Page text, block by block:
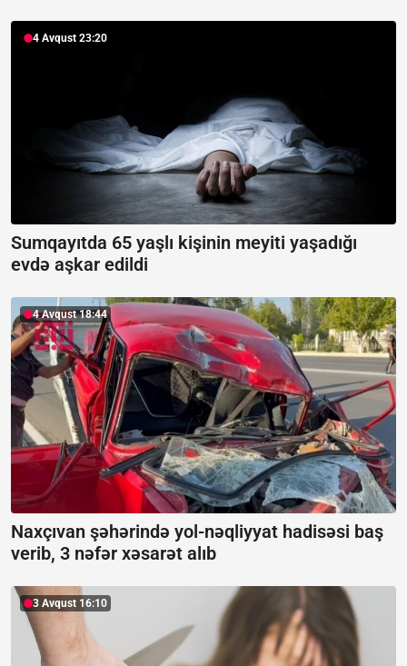
4 Avqust 23:20
Sumqayıtda 65 yaşlı kişinin meyiti yaşadığı
evdə aşkar edildi
4 Avqust 18:44
Naxçıvan şəhərində yol-nəqliyyat hadisəsi baş
verib, 3 nəfər xəsarət alıb
3 Avqust 16:10